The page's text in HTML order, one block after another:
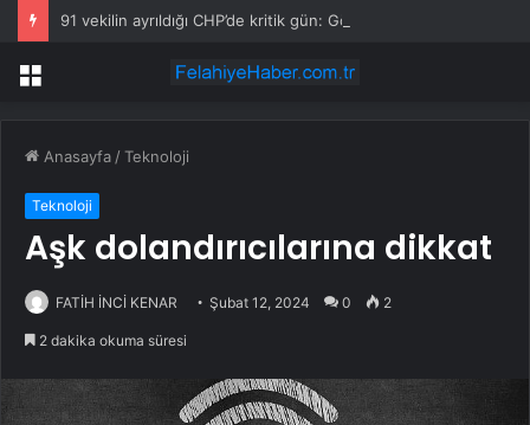
Menü
Anasayfa /Teknoloji
Teknoloji
Aşk dolandırıcılarına dikkat
FATİH İNCİ KENAR Şubat 12, 2024 0 2
2 dakika okuma süresi